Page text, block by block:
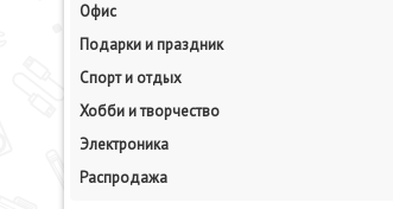
Офис
Подарки и праздник
Спорт и отдых
Хобби и творчество
Электроника
Распродажа